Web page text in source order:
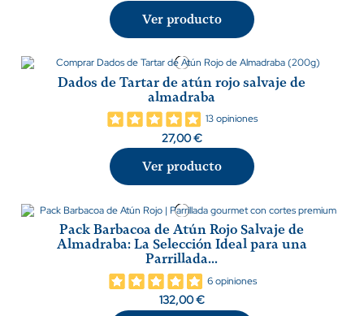
Ver producto
Dados de Tartar de atún rojo salvaje de
almadraba
13 opiniones
27,00 €
Ver producto
Pack Barbacoa de Atún Rojo Salvaje de
Almadraba: La Selección Ideal para una
Parrillada...
6 opiniones
132,00 €